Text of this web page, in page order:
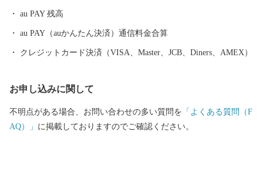
江戸時代の儒学者、貝原益軒も絶賛したと言われています。 歴
史、文化、産業のバランスが整う山紫水明なまち。ぜひ一度、宮
若市へお越しください。
au PAY 残高
au PAY（auかんたん決済）通信料金合算
クレジットカード決済（VISA、Master、JCB、Diners、AMEX）
お申し込みに関して
不明点がある場合、お問い合わせの多い質問を 「よくある質問（F
AQ）」 に掲載しておりますのでご確認ください。